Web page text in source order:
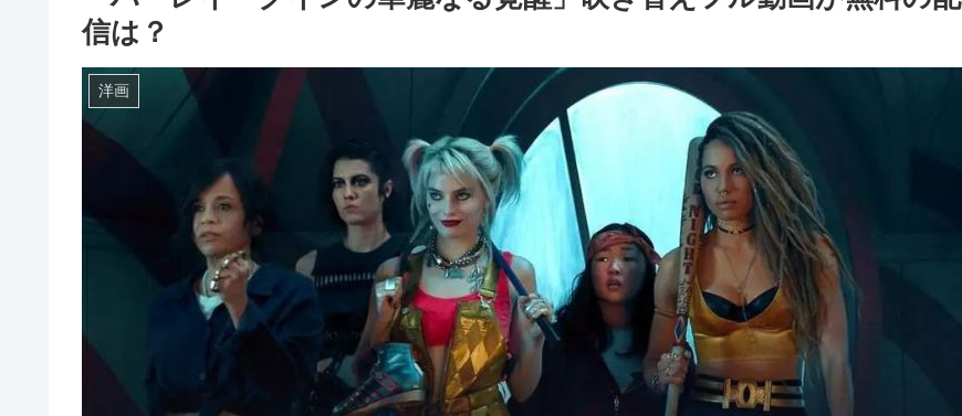
信は？
洋画